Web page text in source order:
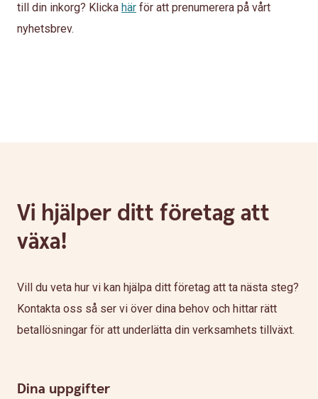
till din inkorg? Klicka här för att prenumerera på vårt
nyhetsbrev.
Vi hjälper ditt företag att
växa!
Vill du veta hur vi kan hjälpa ditt företag att ta nästa steg?
Kontakta oss så ser vi över dina behov och hittar rätt
betallösningar för att underlätta din verksamhets tillväxt.
Dina uppgifter